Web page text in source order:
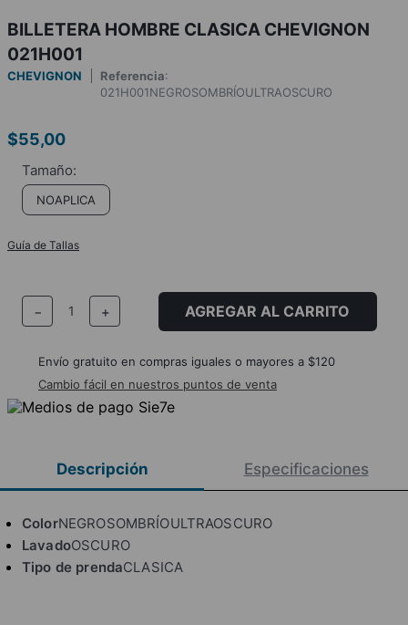
BILLETERA HOMBRE CLASICA CHEVIGNON
021H001
CHEVIGNON Referencia:
021H001NEGROSOMBRÍOULTRAOSCURO
$55,00
NOAPLICA
Guía de Tallas
＋
－ AGREGAR AL CARRITO
Envío gratuito en compras iguales o mayores a $120
Cambio fácil en nuestros puntos de venta
Descripción Especificaciones
ColorNEGROSOMBRÍOULTRAOSCURO
LavadoOSCURO
Tipo de prendaCLASICA